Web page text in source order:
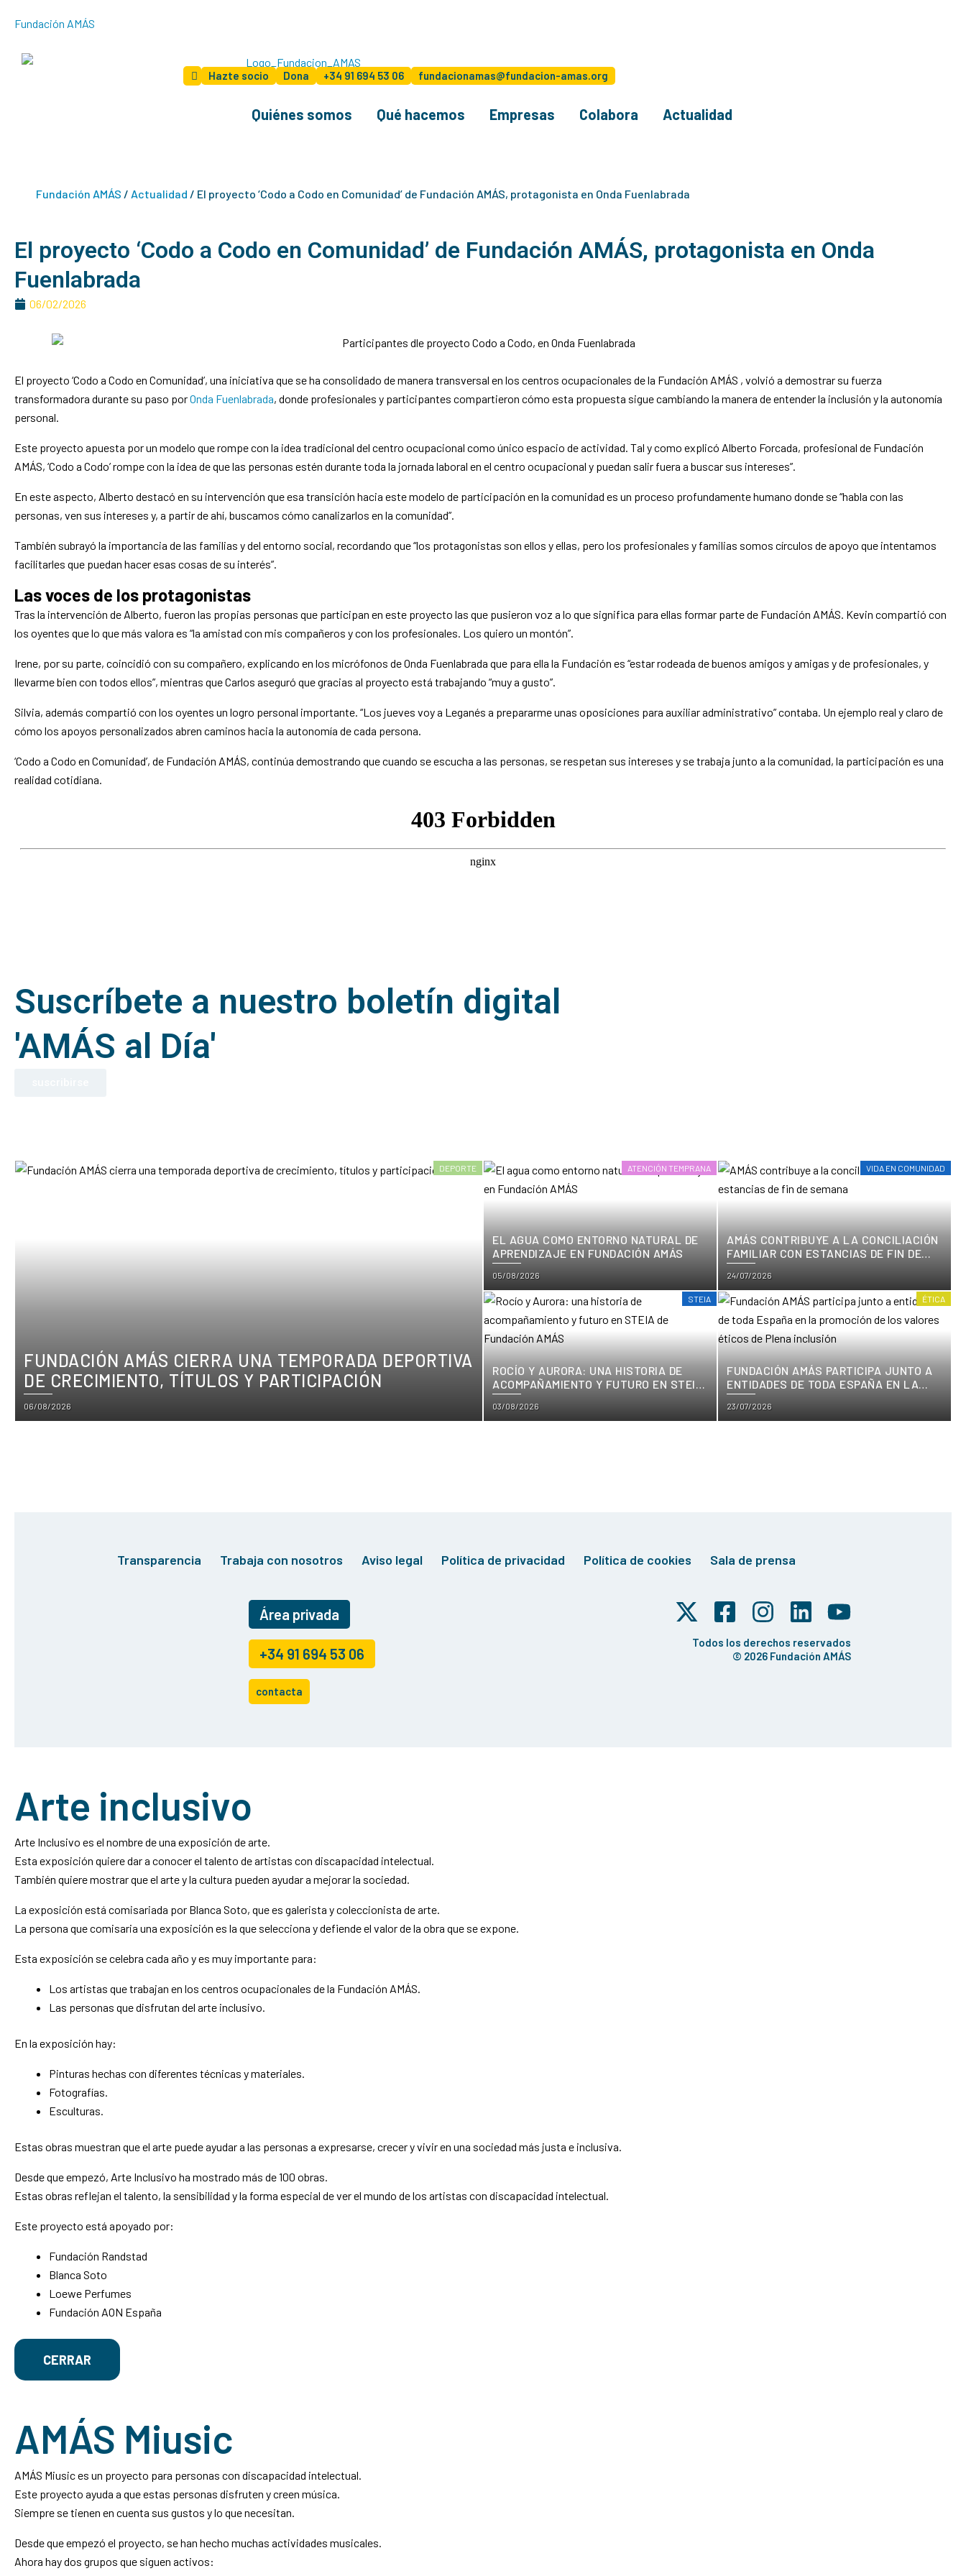
al
Fundación AMÁS
Dona +34 91 694 53 06
Hazte socio fundacionamas@fundacion-amas.org
Quiénes somos Qué hacemos Empresas Colabora Actualidad
Fundación AMÁS / Actualidad / El proyecto ‘Codo a Codo en Comunidad’ de Fundación AMÁS, protagonista en Onda Fuenlabrada
El proyecto ‘Codo a Codo en Comunidad’ de Fundación AMÁS, protagonista en Onda
Fuenlabrada
06/02/2026
El proyecto ‘Codo a Codo en Comunidad’, una iniciativa que se ha consolidado de manera transversal en los centros ocupacionales de la Fundación AMÁS , volvió a demostrar su fuerza
transformadora durante su paso porOnda Fuenlabrada, donde profesionales y participantes compartieron cómo esta propuesta sigue cambiando la manera de entender la inclusión y la autonomía
personal.
Este proyecto apuesta por un modelo que rompe con la idea tradicional del centro ocupacional como único espacio de actividad. Tal y como explicó Alberto Forcada, profesional de Fundación
AMÁS, ‘Codo a Codo’rompe con la idea de que las personas estén durante toda la jornada laboral en el centro ocupacional y puedan salir fuera a buscar sus intereses”.
En este aspecto, Alberto destacó en su intervención que esa transición hacia este modelo de participación en la comunidad es un proceso profundamente humano donde se “habla con las
personas, ven sus intereses y, a partir de ahí, buscamos cómo canalizarlos en la comunidad”.
También subrayó la importancia de las familias y del entorno social, recordando que “los protagonistas son ellos y ellas, pero los profesionales y familias somos círculos de apoyo que intentamos
facilitarles que puedan hacer esas cosas de su interés”.
Las voces de los protagonistas
Tras la intervención de Alberto, fueron las propias personas que participan en este proyecto las que pusieron voz a lo que significa para ellas formar parte de Fundación AMÁS. Kevin compartió con
los oyentes que lo que más valora es “la amistad con mis compañeros y con los profesionales. Los quiero un montón”.
Irene, por su parte, coincidió con su compañero, explicando en los micrófonos de Onda Fuenlabrada que para ella la Fundación es “estar rodeada de buenos amigos y amigas y de profesionales, y
llevarme bien con todos ellos”, mientras que Carlos aseguró que gracias al proyecto está trabajando “muy a gusto”.
Silvia, además compartió con los oyentes un logro personal importante. “Los jueves voy a Leganés a prepararme unas oposiciones para auxiliar administrativo” contaba. Un ejemplo real y claro de
cómo los apoyos personalizados abren caminos hacia la autonomía de cada persona.
‘Codo a Codo en Comunidad’, de Fundación AMÁS, continúa demostrando que cuando se escucha a las personas, se respetan sus intereses y se trabaja junto a la comunidad, la participación es una
realidad cotidiana.
Suscríbete a nuestro boletín digital
'AMÁS al Día'
DEPORTE
FUNDACIÓN AMÁS CIERRA UNA TEMPORADA DEPORTIVA
DE CRECIMIENTO, TÍTULOS Y PARTICIPACIÓN
Posted
on
06/08/2026
ATENCIÓN TEMPRANA
EL AGUA COMO ENTORNO NATURAL DE
APRENDIZAJE EN FUNDACIÓN AMÁS
Posted
on
05/08/2026
STEIA
ROCÍO Y AURORA: UNA HISTORIA DE
ACOMPAÑAMIENTO Y FUTURO EN STEIA
DE FUNDACIÓN AMÁS
Posted
on
03/08/2026
VIDA EN COMUNIDAD
AMÁS CONTRIBUYE A LA CONCILIACIÓN
FAMILIAR CON ESTANCIAS DE FIN DE
SEMANA
Posted
on
24/07/2026
ÉTICA
FUNDACIÓN AMÁS PARTICIPA JUNTO A
ENTIDADES DE TODA ESPAÑA EN LA
PROMOCIÓN DE LOS VALORES ÉTICOS
DE PLENA INCLUSIÓN
Posted
on
23/07/2026
Transparencia Trabaja con nosotros Aviso legal Política de privacidad Política de cookies Sala de prensa
Área privada
+34 91 694 53 06
contacta
Todos los derechos reservados
© 2026 Fundación AMÁS
Arte inclusivo
Arte Inclusivo es el nombre de una exposición de arte.
Esta exposición quiere dar a conocer el talento de artistas con discapacidad intelectual.
También quiere mostrar que el arte y la cultura pueden ayudar a mejorar la sociedad.
La exposición está comisariada por Blanca Soto, que es galerista y coleccionista de arte.
La persona que comisaria una exposición es la que selecciona y defiende el valor de la obra que se expone.
Esta exposición se celebra cada año y es muy importante para:
Los artistas que trabajan en los centros ocupacionales de la Fundación AMÁS.
Las personas que disfrutan del arte inclusivo.
En la exposición hay:
Pinturas hechas con diferentes técnicas y materiales.
Fotografías.
Esculturas.
Estas obras muestran que el arte puede ayudar a las personas a expresarse, crecer y vivir en una sociedad más justa e inclusiva.
Desde que empezó, Arte Inclusivo ha mostrado más de 100 obras.
Estas obras reflejan el talento, la sensibilidad y la forma especial de ver el mundo de los artistas con discapacidad intelectual.
Este proyecto está apoyado por:
Fundación Randstad
Blanca Soto
Loewe Perfumes
Fundación AON España
CERRAR
AMÁS Miusic
AMÁS Miusic es un proyecto para personas con discapacidad intelectual.
Este proyecto ayuda a que estas personas disfruten y creen música.
Siempre se tienen en cuenta sus gustos y lo que necesitan.
Desde que empezó el proyecto, se han hecho muchas actividades musicales.
Ahora hay dos grupos que siguen activos: